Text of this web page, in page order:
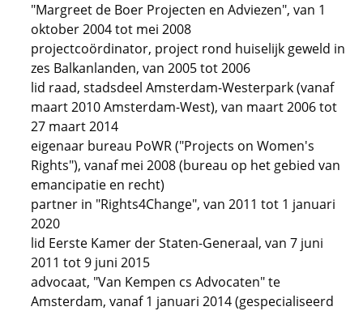
"Margreet de Boer Projecten en Adviezen", van 1
oktober 2004 tot mei 2008
projectcoördinator, project rond huiselijk geweld in
zes Balkanlanden, van 2005 tot 2006
lid raad, stadsdeel Amsterdam-Westerpark (vanaf
maart 2010 Amsterdam-West), van maart 2006 tot
27 maart 2014
eigenaar bureau PoWR ("Projects on Women's
Rights"), vanaf mei 2008 (bureau op het gebied van
emancipatie en recht)
partner in "Rights4Change", van 2011 tot 1 januari
2020
lid Eerste Kamer der Staten-Generaal, van 7 juni
2011 tot 9 juni 2015
advocaat, "Van Kempen cs Advocaten" te
Amsterdam, vanaf 1 januari 2014 (gespecialiseerd